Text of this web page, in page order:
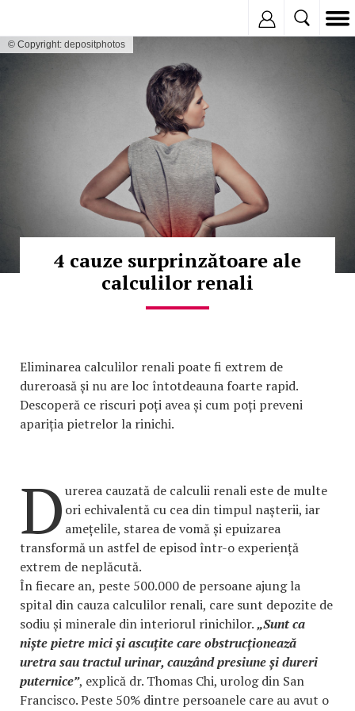
© Copyright: depositphotos
4 cauze surprinzătoare ale
calculilor renali
Eliminarea calculilor renali poate fi extrem de
dureroasă și nu are loc întotdeauna foarte rapid.
Descoperă ce riscuri poți avea și cum poți preveni
apariția pietrelor la rinichi.
Durerea cauzată de calculii renali este de multe
ori echivalentă cu cea din timpul nașterii, iar
amețelile, starea de vomă și epuizarea
transformă un astfel de episod într-o experiență
extrem de neplăcută.
În fiecare an, peste 500.000 de persoane ajung la
spital din cauza calculilor renali, care sunt depozite de
sodiu și minerale din interiorul rinichilor.„Sunt ca
niște pietre mici și ascuțite care obstrucționează
uretra sau tractul urinar, cauzând presiune și dureri
puternice”, explică dr. Thomas Chi, urolog din San
Francisco. Peste 50% dintre persoanele care au avut o